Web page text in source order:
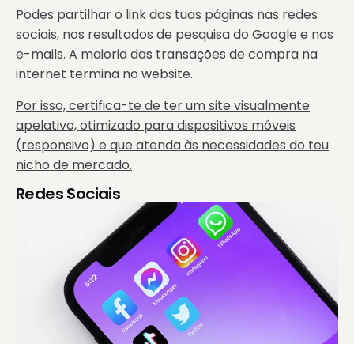
Podes partilhar o link das tuas páginas nas redes
sociais, nos resultados de pesquisa do Google e nos
e-mails. A maioria das transações de compra na
internet termina no website.
Por isso, certifica-te de ter um site visualmente
apelativo, otimizado para dispositivos móveis
(responsivo) e que atenda às necessidades do teu
nicho de mercado.
Redes Sociais